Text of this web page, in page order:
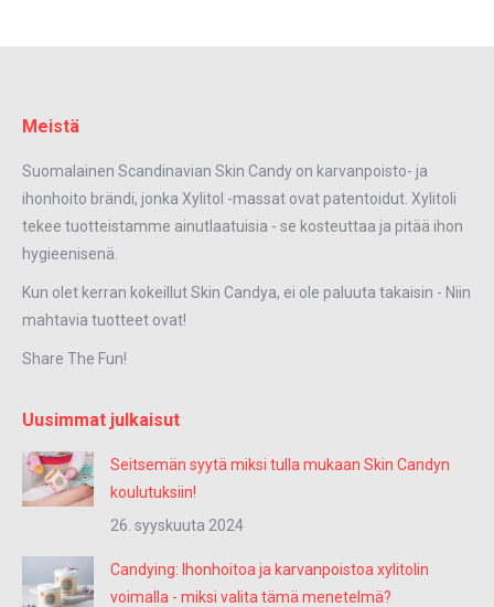
Meistä
Suomalainen Scandinavian Skin Candy on karvanpoisto- ja
ihonhoito brändi, jonka Xylitol -massat ovat patentoidut. Xylitoli
tekee tuotteistamme ainutlaatuisia - se kosteuttaa ja pitää ihon
hygieenisenä.
Kun olet kerran kokeillut Skin Candya, ei ole paluuta takaisin - Niin
mahtavia tuotteet ovat!
Share The Fun!
Uusimmat julkaisut
Seitsemän syytä miksi tulla mukaan Skin Candyn
koulutuksiin!
26. syyskuuta 2024
Candying: Ihonhoitoa ja karvanpoistoa xylitolin
voimalla - miksi valita tämä menetelmä?